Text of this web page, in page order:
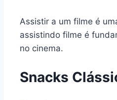
Assistir a um filme é
assistindo filme é
no cinema.
Snacks